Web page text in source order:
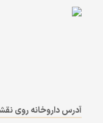
آدرس داروخانه روی